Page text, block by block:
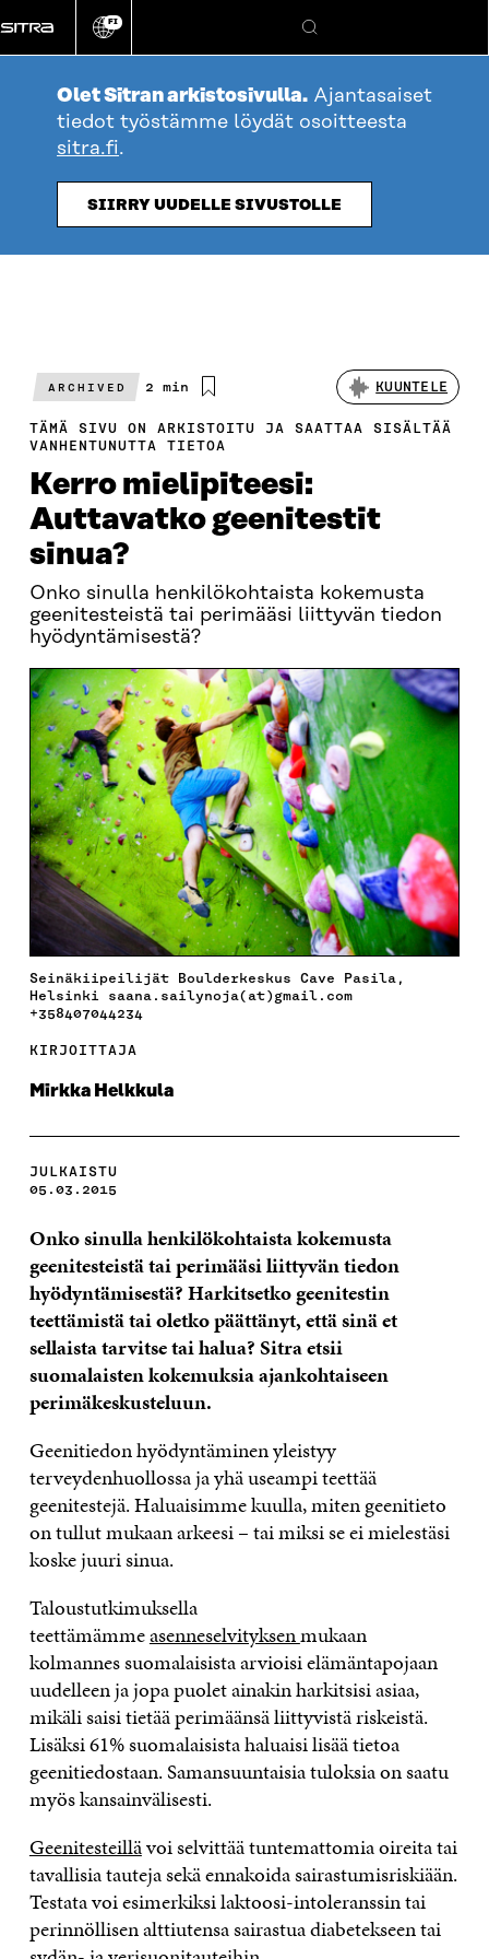
suoraan
sisältöön
Vaihda
kieli
FI
Hae
Olet Sitran arkistosivulla. Ajantasaiset
tiedot työstämme löydät osoitteesta
sitra.fi.
SIIRRY UUDELLE SIVUSTOLLE
ARCHIVED
Arvioitu
2 min KUUNTELE
TÄMÄ SIVU ON ARKISTOITU JA SAATTAA SISÄLTÄÄ
VANHENTUNUTTA TIETOA
Kerro mielipiteesi:
Auttavatko geenitestit
sinua?
Onko sinulla henkilökohtaista kokemusta
geenitesteistä tai perimääsi liittyvän tiedon
hyödyntämisestä?
Seinäkiipeilijät Boulderkeskus Cave Pasila,
Helsinki saana.sailynoja(at)gmail.com
+358407044234
KIRJOITTAJA
Mirkka Helkkula
JULKAISTU
05.03.2015
Onko sinulla henkilökohtaista kokemusta
geenitesteistä tai perimääsi liittyvän tiedon
hyödyntämisestä? Harkitsetko geenitestin
teettämistä tai oletko päättänyt, että sinä et
sellaista tarvitse tai halua? Sitra etsii
suomalaisten kokemuksia ajankohtaiseen
perimäkeskusteluun.
Geenitiedon hyödyntäminen yleistyy
terveydenhuollossa ja yhä useampi teettää
geenitestejä. Haluaisimme kuulla, miten geenitieto
on tullut mukaan arkeesi – tai miksi se ei mielestäsi
koske juuri sinua.
Taloustutkimuksella
teettämämmeasenneselvityksenmukaan
kolmannes suomalaisista arvioisi elämäntapojaan
uudelleen ja jopa puolet ainakin harkitsisi asiaa,
mikäli saisi tietää perimäänsä liittyvistä riskeistä.
Lisäksi 61% suomalaisista haluaisi lisää tietoa
geenitiedostaan. Samansuuntaisia tuloksia on saatu
myös kansainvälisesti.
Geenitesteillävoi selvittää tuntemattomia oireita tai
tavallisia tauteja sekä ennakoida sairastumisriskiään.
Testata voi esimerkiksi laktoosi-intoleranssin tai
perinnöllisen alttiutensa sairastua diabetekseen tai